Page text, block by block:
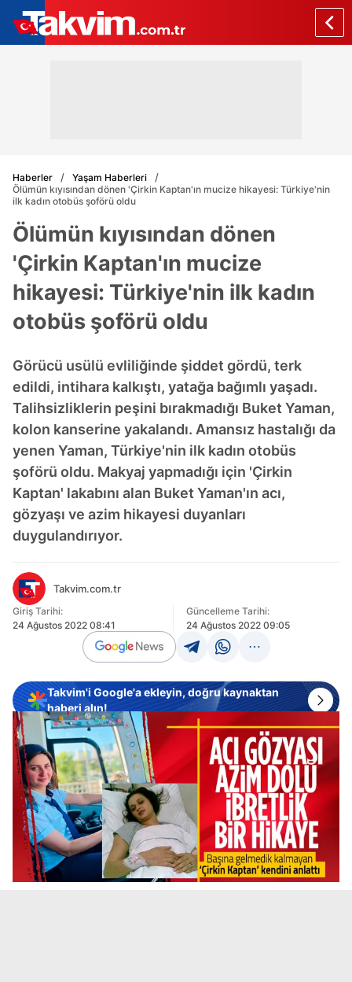
Haberler
Yaşam Haberleri
Ölümün kıyısından dönen 'Çirkin Kaptan'ın mucize hikayesi: Türkiye'nin
ilk kadın otobüs şoförü oldu
Ölümün kıyısından dönen
'Çirkin Kaptan'ın mucize
hikayesi: Türkiye'nin ilk kadın
otobüs şoförü oldu
Görücü usülü evliliğinde şiddet gördü, terk
edildi, intihara kalkıştı, yatağa bağımlı yaşadı.
Talihsizliklerin peşini bırakmadığı Buket Yaman,
kolon kanserine yakalandı. Amansız hastalığı da
yenen Yaman, Türkiye'nin ilk kadın otobüs
şoförü oldu. Makyaj yapmadığı için 'Çirkin
Kaptan' lakabını alan Buket Yaman'ın acı,
gözyaşı ve azim hikayesi duyanları
duygulandırıyor.
Takvim.com.tr
Giriş Tarihi:
24 Ağustos 2022 08:41
Güncelleme Tarihi:
24 Ağustos 2022 09:05
Takvim'i Google'a ekleyin, doğru kaynaktan
haberi alın!